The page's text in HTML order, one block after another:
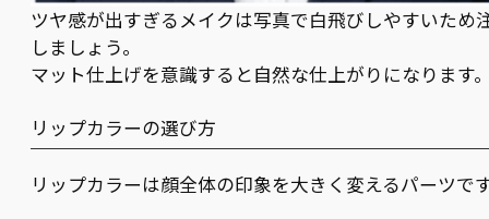
ツヤ感が出すぎるメイクは写真で白飛びしやすいため
しましょう。
マット仕上げを意識すると自然な仕上がりになります
リップカラーの選び方
リップカラーは顔全体の印象を大きく変えるパーツで